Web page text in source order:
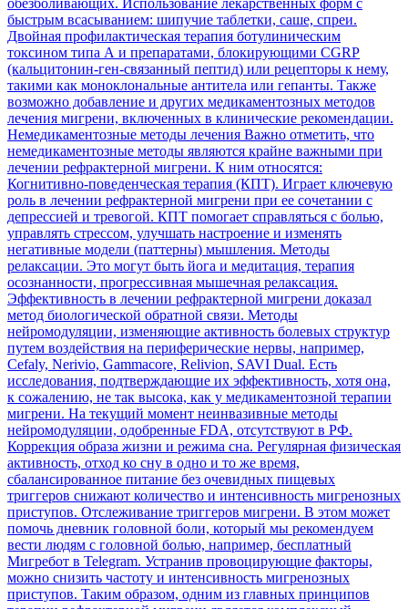
обезболивающих. Использование лекарственных форм с
быстрым всасыванием: шипучие таблетки, саше, спреи.
Двойная профилактическая терапия ботулиническим
токсином типа А и препаратами, блокирующими CGRP
(кальцитонин-ген-связанный пептид) или рецепторы к нему,
такими как моноклональные антитела или гепанты. Также
возможно добавление и других медикаментозных методов
лечения мигрени, включенных в клинические рекомендации.
Немедикаментозные методы лечения Важно отметить, что
немедикаментозные методы являются крайне важными при
лечении рефрактерной мигрени. К ним относятся:
Когнитивно-поведенческая терапия (КПТ). Играет ключевую
роль в лечении рефрактерной мигрени при ее сочетании с
депрессией и тревогой. КПТ помогает справляться с болью,
управлять стрессом, улучшать настроение и изменять
негативные модели (паттерны) мышления. Методы
релаксации. Это могут быть йога и медитация, терапия
осознанности, прогрессивная мышечная релаксация.
Эффективность в лечении рефрактерной мигрени доказал
метод биологической обратной связи. Методы
нейромодуляции, изменяющие активность болевых структур
путем воздействия на периферические нервы, например,
Cefaly, Nerivio, Gammacore, Relivion, SAVI Dual. Есть
исследования, подтверждающие их эффективность, хотя она,
к сожалению, не так высока, как у медикаментозной терапии
мигрени. На текущий момент неинвазивные методы
нейромодуляции, одобренные FDA, отсутствуют в РФ.
Коррекция образа жизни и режима сна. Регулярная физическая
активность, отход ко сну в одно и то же время,
сбалансированное питание без очевидных пищевых
триггеров снижают количество и интенсивность мигренозных
приступов. Отслеживание триггеров мигрени. В этом может
помочь дневник головной боли, который мы рекомендуем
вести людям с головной болью, например, бесплатный
Мигребот в Telegram. Устранив провоцирующие факторы,
можно снизить частоту и интенсивность мигренозных
приступов. Таким образом, одним из главных принципов